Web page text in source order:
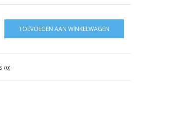
TOEVOEGEN AAN WINKELWAGEN
(0)